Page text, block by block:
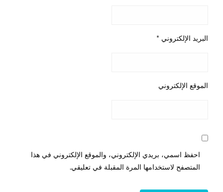
البريد الإلكتروني *
الموقع الإلكتروني
احفظ اسمي، بريدي الإلكتروني، والموقع الإلكتروني في هذا
المتصفح لاستخدامها المرة المقبلة في تعليقي.